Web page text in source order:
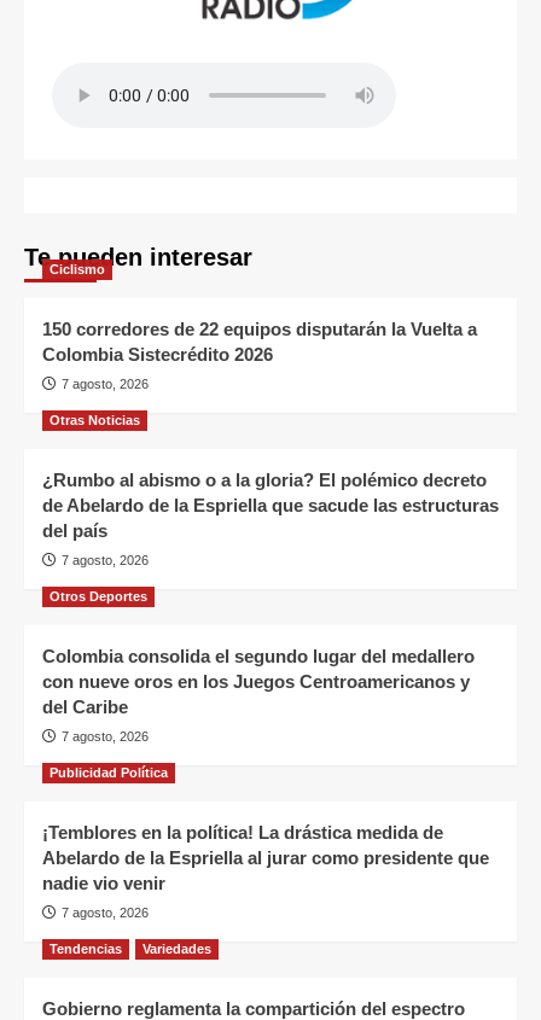
Te pueden interesar
Ciclismo
150 corredores de 22 equipos disputarán la Vuelta a
Colombia Sistecrédito 2026
7 agosto, 2026
Otras Noticias
¿Rumbo al abismo o a la gloria? El polémico decreto
de Abelardo de la Espriella que sacude las estructuras
del país
7 agosto, 2026
Otros Deportes
Colombia consolida el segundo lugar del medallero
con nueve oros en los Juegos Centroamericanos y
del Caribe
7 agosto, 2026
Publicidad Política
¡Temblores en la política! La drástica medida de
Abelardo de la Espriella al jurar como presidente que
nadie vio venir
7 agosto, 2026
Tendencias Variedades
Gobierno reglamenta la compartición del espectro